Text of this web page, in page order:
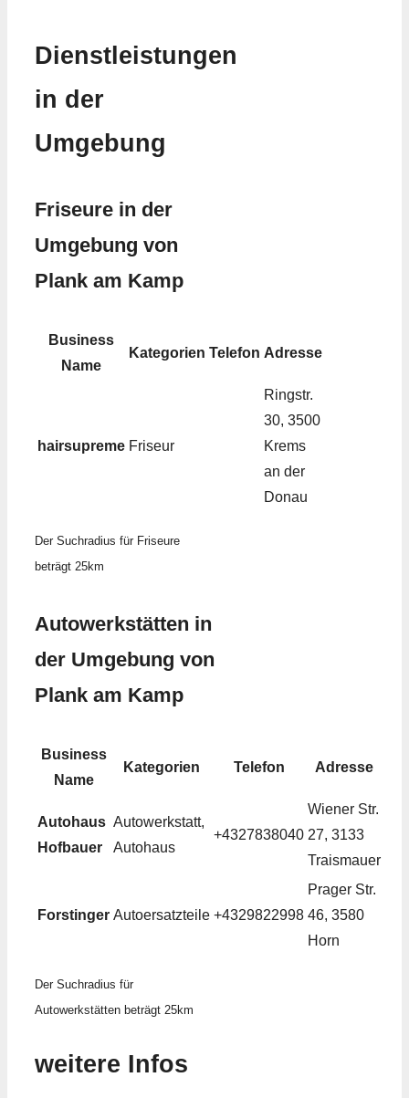
Dienstleistungen
in der
Umgebung
Friseure in der
Umgebung von
Plank am Kamp
Business
Name
Kategorien Telefon Adresse
hairsupreme Friseur
Ringstr.
30, 3500
Krems
an der
Donau
Der Suchradius für Friseure
beträgt 25km
Autowerkstätten in
der Umgebung von
Plank am Kamp
Business
Name
Kategorien Telefon Adresse
Autohaus
Hofbauer
Autowerkstatt,
Autohaus
+4327838040
Wiener Str.
27, 3133
Traismauer
Forstinger Autoersatzteile +4329822998
Prager Str.
46, 3580
Horn
Der Suchradius für
Autowerkstätten beträgt 25km
weitere Infos